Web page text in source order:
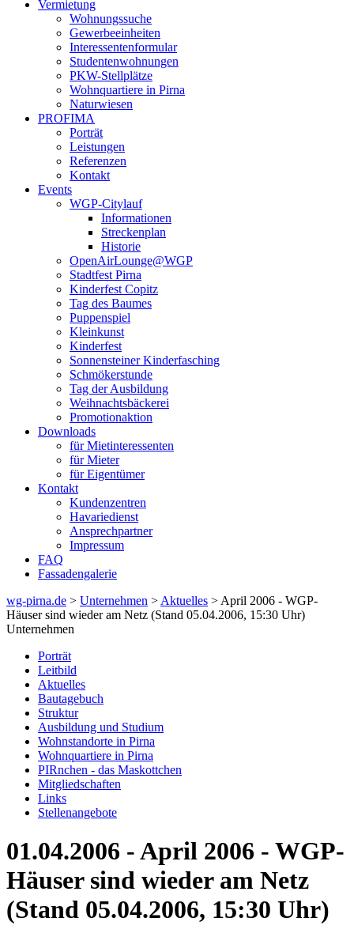
Vermietung
Wohnungssuche
Gewerbeeinheiten
Interessentenformular
Studentenwohnungen
PKW-Stellplätze
Wohnquartiere in Pirna
Naturwiesen
PROFIMA
Porträt
Leistungen
Referenzen
Kontakt
Events
WGP-Citylauf
Informationen
Streckenplan
Historie
OpenAirLounge@WGP
Stadtfest Pirna
Kinderfest Copitz
Tag des Baumes
Puppenspiel
Kleinkunst
Kinderfest
Sonnensteiner Kinderfasching
Schmökerstunde
Tag der Ausbildung
Weihnachtsbäckerei
Promotionaktion
Downloads
für Mietinteressenten
für Mieter
für Eigentümer
Kontakt
Kundenzentren
Havariedienst
Ansprechpartner
Impressum
FAQ
Fassadengalerie
wg-pirna.de > Unternehmen > Aktuelles > April 2006 - WGP-
Häuser sind wieder am Netz (Stand 05.04.2006, 15:30 Uhr)
Unternehmen
Porträt
Leitbild
Aktuelles
Bautagebuch
Struktur
Ausbildung und Studium
Wohnstandorte in Pirna
Wohnquartiere in Pirna
PIRnchen - das Maskottchen
Mitgliedschaften
Links
Stellenangebote
01.04.2006 - April 2006 - WGP-
Häuser sind wieder am Netz
(Stand 05.04.2006, 15:30 Uhr)